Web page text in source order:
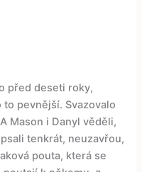
před deseti roky,
pevnější. Svazovalo
Mason i Danyl věděli,
tenkrát, neuzavřou,
pouta, která se